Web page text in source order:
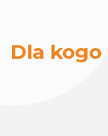
Dla kogo